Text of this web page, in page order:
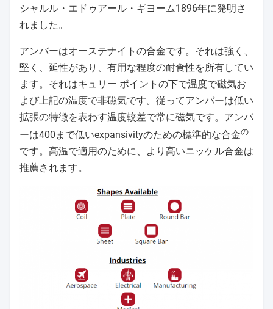
シャルル・エドゥアール・ギヨーム1896年に発明さ
れました。
アンバーはオーステナイトの合金です。それは強く、
堅く、延性があり、有用な程度の耐食性を所有してい
ます。それはキュリー ポイントの下で温度で磁気お
よび上記の温度で非磁気です。従ってアンバーは低い
拡張の特徴を表わす温度較差で常に磁気です。アンバ
ーは400まで低いexpansivityのための標準的な合金の
です。高温で適用のために、より高いニッケル合金は
推薦されます。